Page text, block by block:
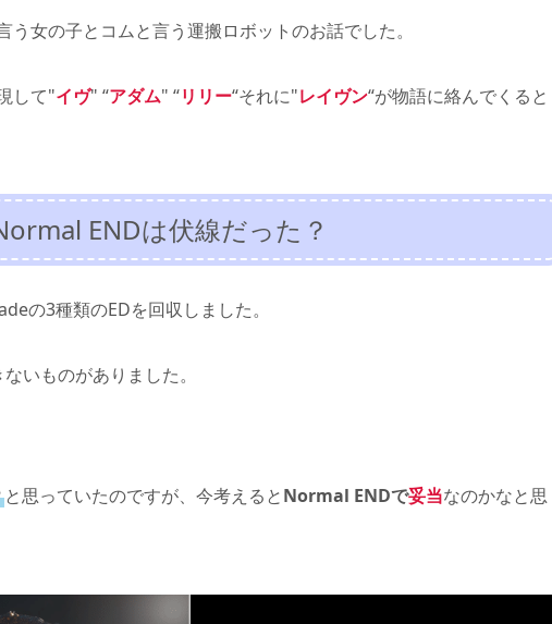
う女の子とコムと言う運搬ロボットのお話でした。
して"イヴ" “アダム" “リリー“それに"レイヴン“が物語に絡んでくると
ENDは伏線だった？
の3種類のEDを回収しました。
いものがありました。
と思っていたのですが、今考えるとNormal ENDで妥当なのかなと思